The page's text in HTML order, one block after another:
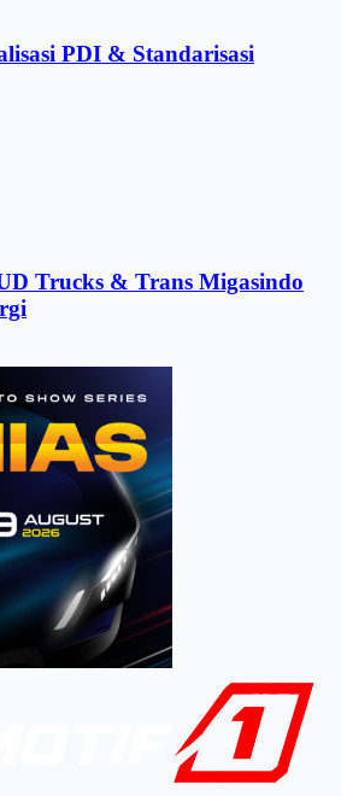
PDI & Standarisasi
Trucks & Trans Migasindo